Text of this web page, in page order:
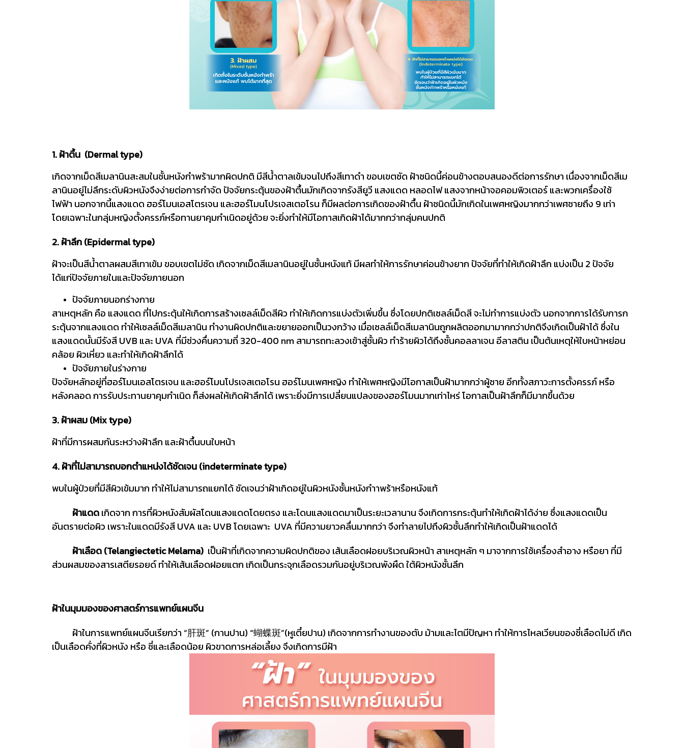
1. ฝ้าตื้น (Dermal type)
เกิดจากเม็ดสีเมลานินสะสมในชั้นหนังกำพร้ามากผิดปกติ มีสีน้ำตาลเข้มจนไปถึงสีเทาดำ ขอบเขตชัด ฝ้าชนิดนี้ค่อนข้างตอบสนองดีต่อการรักษา เนื่องจากเม็ดสีเม
ลานินอยู่ไม่ลึกระดับผิวหนังจึงง่ายต่อการกำจัด ปัจจัยกระตุ้นของฝ้าตื้นมักเกิดจากรังสียูวี แสงแดด หลอดไฟ แสงจากหน้าจอคอมพิวเตอร์ และพวกเครื่องใช้
ไฟฟ้า นอกจากนี้แสงแดด ฮอร์โมนเอสโตรเจน และฮอร์โมนโปรเจสเตอโรน ก็มีผลต่อการเกิดของฝ้าตื้น ฝ้าชนิดนี้มักเกิดในเพศหญิงมากกว่าเพศชายถึง 9 เท่า
โดยเฉพาะในกลุ่มหญิงตั้งครรภ์หรือทานยาคุมกำเนิดอยู่ด้วย จะยิ่งทำให้มีโอกาสเกิดฝ้าได้มากกว่ากลุ่มคนปกติ
2. ฝ้าลึก (Epidermal type)
ฝ้าจะเป็นสีน้ำตาลผสมสีเทาเข้ม ขอบเขตไม่ชัด เกิดจากเม็ดสีเมลานินอยู่ในชั้นหนังแท้ มีผลทำให้การรักษาค่อนข้างยาก ปัจจัยที่ทำให้เกิดฝ้าลึก แบ่งเป็น 2 ปัจจัย
ได้แก่ปัจจัยภายในและปัจจัยภายนอก
ปัจจัยภายนอกร่างกาย
สาเหตุหลัก คือ แสงแดด ที่ไปกระตุ้นให้เกิดการสร้างเซลล์เม็ดสีผิว ทำให้เกิดการแบ่งตัวเพิ่มขึ้น ซึ่งโดยปกติเซลล์เม็ดสี จะไม่ทำการแบ่งตัว นอกจากการได้รับการก
ระตุ้นจากแสงแดด ทำให้เซลล์เม็ดสีเมลานิน ทำงานผิดปกติและขยายออกเป็นวงกว้าง เมื่อเซลล์เม็ดสีเมลานินถูกผลิตออกมามากกว่าปกติจึงเกิดเป็นฝ้าได้ ซึ่งใน
แสงแดดนั้นมีรังสี UVB และ UVA ที่มีช่วงคื่นความถี่ 320-400 nm สามารถทะลวงเข้าสู่ชั้นผิว ทำร้ายผิวได้ถึงชั้นคอลลาเจน อีลาสติน เป็นต้นเหตุให้ใบหน้าหย่อน
คล้อย ผิวเหี่ยว และทำให้เกิดฝ้าลึกได้
ปัจจัยภายในร่างกาย
ปัจจัยหลักอยู่ที่ฮอร์โมนเอสโตรเจน และฮอร์โมนโปรเจสเตอโรน ฮอร์โมนเพศหญิง ทำให้เพศหญิงมีโอกาสเป็นฝ้ามากกว่าผู้ชาย อีกทั้งสภาวะการตั้งครรภ์ หรือ
หลังคลอด การรับประทานยาคุมกำเนิด ก็ส่งผลให้เกิดฝ้าลึกได้ เพราะยิ่งมีการเปลี่ยนแปลงของฮอร์โมนมากเท่าไหร่ โอกาสเป็นฝ้าลึกก็มีมากขึ้นด้วย
3. ฝ้าผสม (Mix type)
ฝ้าที่มีการผสมกันระหว่างฝ้าลึก และฝ้าตื้นบนใบหน้า
4. ฝ้าที่ไม่สามารถบอกตำแหน่งได้ชัดเจน (indeterminate type)
พบในผู้ป่วยที่มีสีผิวเข้มมาก ทำให้ไม่สามารถแยกได้ ชัดเจนว่าฝ้าเกิดอยู่ในผิวหนังชั้นหนังกำาพร้าหรือหนังแท้
ฝ้าแดดเกิดจาก การที่ผิวหนังสัมผัสโดนแสงแดดโดยตรง และโดนแสงแดดมาเป็นระยะเวลานาน จึงเกิดการกระตุ้นทำให้เกิดฝ้าได้ง่าย ซึ่งแสงแดดเป็น
อันตรายต่อผิว เพราะในแดดมีรังสี UVA และ UVB โดยเฉพาะ UVA ที่มีความยาวคลื่นมากกว่า จึงทำลายไปถึงผิวชั้นลึกทำให้เกิดเป็นฝ้าแดดได้
ฝ้าเลือด (Telangiectetic Melama) เป็นฝ้าที่เกิดจากความผิดปกติของ เส้นเลือดฝอยบริเวณผิวหน้า สาเหตุหลัก ๆ มาจากการใช้เครื่องสำอาง หรือยา ที่มี
ส่วนผสมของสารเสตียรอยด์ ทำให้เส้นเลือดฝอยแตก เกิดเป็นกระจุกเลือดรวมกันอยู่บริเวณพังผืด ใต้ผิวหนังชั้นลึก
ฝ้าในมุมมองของศาสตร์การแพทย์แผนจีน
ฝ้าในการแพทย์แผนจีนเรียกว่า “肝斑” (กานปาน) “蝴蝶斑”(หูเตี๋ยปาน) เกิดจากการทำงานของตับ ม้ามและไตมีปัญหา ทำให้การไหลเวียนของชี่เลือดไม่ดี เกิด
เป็นเลือดคั่งที่ผิวหนัง หรือ ชี่และเลือดน้อย ผิวขาดการหล่อเลี้ยง จึงเกิดการมีฝ้า